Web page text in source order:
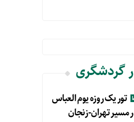
گردشگری
تور یک روزه یوم العباس
مسیر تهران-زنجان